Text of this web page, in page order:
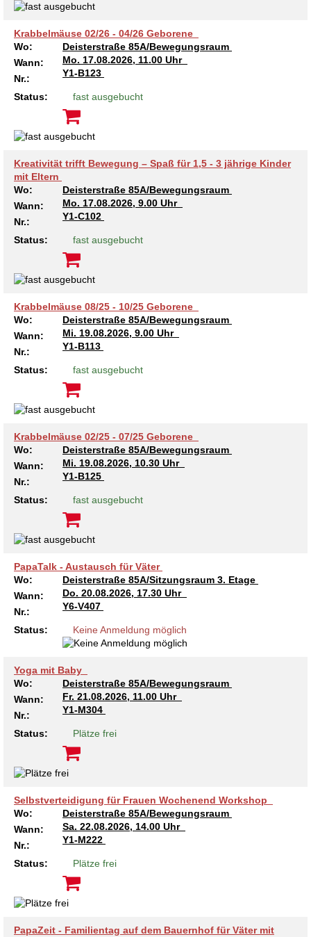
Krabbelmäuse 02/26 - 04/26 Geborene
Wo:
Deisterstraße 85A/Bewegungsraum
Wann:
Mo. 17.08.2026, 11.00 Uhr
Nr.:
Y1-B123
Status: fast ausgebucht
Kreativität trifft Bewegung – Spaß für 1,5 - 3 jährige Kinder
mit Eltern
Wo:
Deisterstraße 85A/Bewegungsraum
Wann:
Mo. 17.08.2026, 9.00 Uhr
Nr.:
Y1-C102
Status: fast ausgebucht
Krabbelmäuse 08/25 - 10/25 Geborene
Wo:
Deisterstraße 85A/Bewegungsraum
Wann:
Mi. 19.08.2026, 9.00 Uhr
Nr.:
Y1-B113
Status: fast ausgebucht
Krabbelmäuse 02/25 - 07/25 Geborene
Wo:
Deisterstraße 85A/Bewegungsraum
Wann:
Mi. 19.08.2026, 10.30 Uhr
Nr.:
Y1-B125
Status: fast ausgebucht
PapaTalk - Austausch für Väter
Wo:
Deisterstraße 85A/Sitzungsraum 3. Etage
Wann:
Do. 20.08.2026, 17.30 Uhr
Nr.:
Y6-V407
Status: Keine Anmeldung möglich
Yoga mit Baby
Wo:
Deisterstraße 85A/Bewegungsraum
Wann:
Fr. 21.08.2026, 11.00 Uhr
Nr.:
Y1-M304
Status: Plätze frei
Selbstverteidigung für Frauen Wochenend Workshop
Wo:
Deisterstraße 85A/Bewegungsraum
Wann:
Sa. 22.08.2026, 14.00 Uhr
Nr.:
Y1-M222
Status: Plätze frei
PapaZeit - Familientag auf dem Bauernhof für Väter mit